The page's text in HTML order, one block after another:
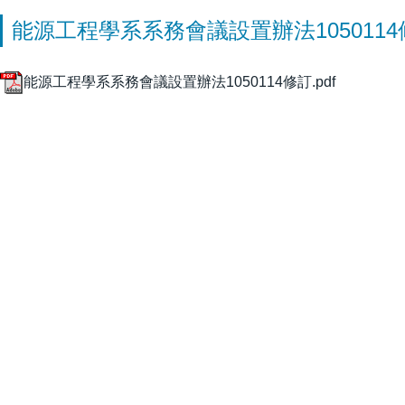
能源工程學系系務會議設置辦法1050114
能源工程學系系務會議設置辦法1050114修訂.pdf